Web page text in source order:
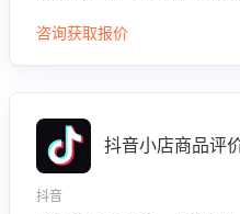
队的销服能力。
咨询获取报价
抖音小店商品评
抖音